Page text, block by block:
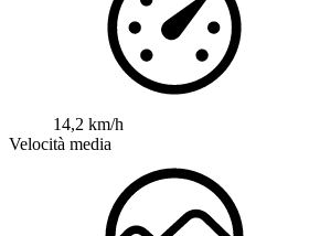
14,2 km/h
Velocità media